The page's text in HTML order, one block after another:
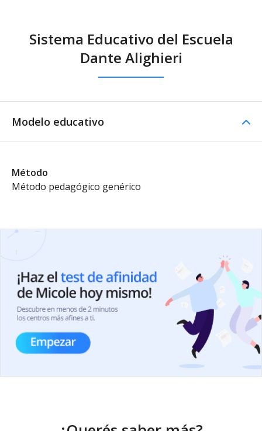
Sistema Educativo del Escuela
Dante Alighieri
Modelo educativo
Método
Método pedagógico genérico